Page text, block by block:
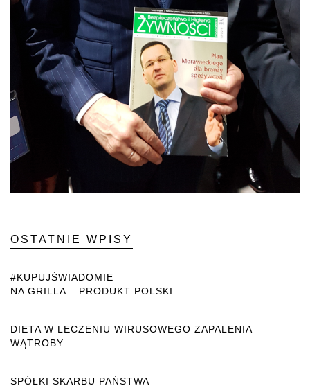
OSTATNIE WPISY
#KUPUJŚWIADOMIE
NA GRILLA – PRODUKT POLSKI
DIETA W LECZENIU WIRUSOWEGO ZAPALENIA
WĄTROBY
SPÓŁKI SKARBU PAŃSTWA